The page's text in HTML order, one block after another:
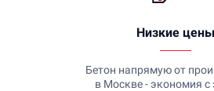
Низкие цены
Бетон напрямую от
в Москве - экономия с